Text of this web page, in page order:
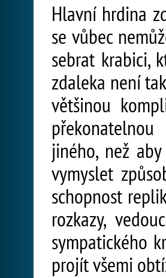
Hlavní hrdina
se vůbec
sebrat krabici,
zdaleka není
většinou
jiného, než
vymyslet
schopnost
rozkazy,
sympatického
projít všemi